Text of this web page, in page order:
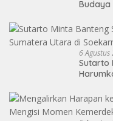
Budaya
6 Agustus
Sutarto